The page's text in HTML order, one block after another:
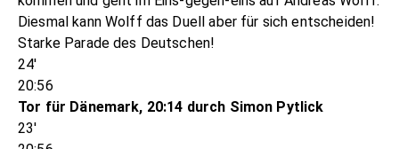
Diesmal kann Wolff das Duell aber für sich entscheiden!
Starke Parade des Deutschen!
24'
20:56
Tor für Dänemark, 20:14 durch Simon Pytlick
23'